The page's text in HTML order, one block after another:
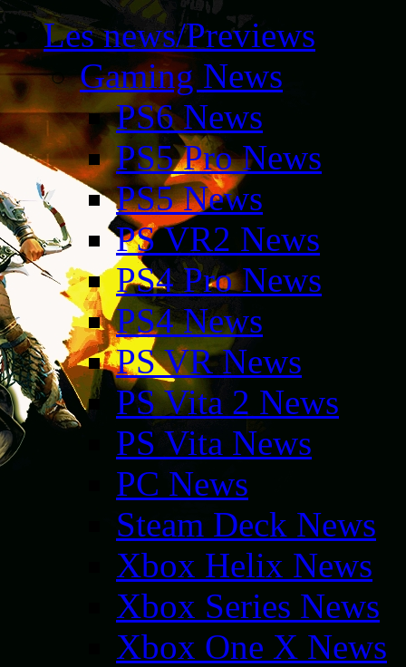
Les news/Previews
Gaming News
PS6 News
PS5 Pro News
PS5 News
PS VR2 News
PS4 Pro News
PS4 News
PS VR News
PS Vita 2 News
PS Vita News
PC News
Steam Deck News
Xbox Helix News
Xbox Series News
Xbox One X News